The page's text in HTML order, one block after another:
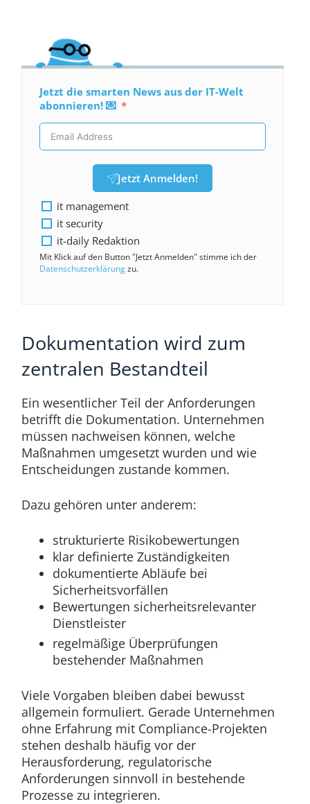
Jetzt die smarten News aus der IT-Welt
abonnieren! 💌
Jetzt Anmelden!
it management
it security
it-daily Redaktion
Mit Klick auf den Button "Jetzt Anmelden" stimme ich der
Datenschutzerklärungzu.
Dokumentation wird zum
zentralen Bestandteil
Ein wesentlicher Teil der Anforderungen
betrifft die Dokumentation. Unternehmen
müssen nachweisen können, welche
Maßnahmen umgesetzt wurden und wie
Entscheidungen zustande kommen.
Dazu gehören unter anderem:
strukturierte Risikobewertungen
klar definierte Zuständigkeiten
dokumentierte Abläufe bei
Sicherheitsvorfällen
Bewertungen sicherheitsrelevanter
Dienstleister
regelmäßige Überprüfungen
bestehender Maßnahmen
Viele Vorgaben bleiben dabei bewusst
allgemein formuliert. Gerade Unternehmen
ohne Erfahrung mit Compliance-Projekten
stehen deshalb häufig vor der
Herausforderung, regulatorische
Anforderungen sinnvoll in bestehende
Prozesse zu integrieren.